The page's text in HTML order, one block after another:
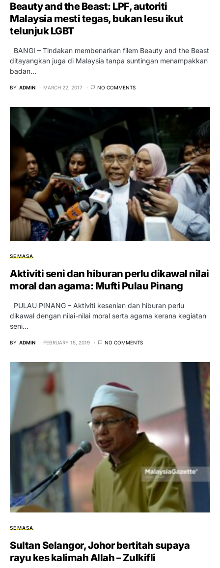
Beauty and the Beast: LPF, autoriti
Malaysia mesti tegas, bukan lesu ikut
telunjuk LGBT
BANGI – Tindakan membenarkan filem Beauty and the Beast
ditayangkan juga di Malaysia tanpa suntingan menampakkan
badan…
BY ADMIN MARCH 22, 2017 NO COMMENTS
SEMASA
Aktiviti seni dan hiburan perlu dikawal nilai
moral dan agama: Mufti Pulau Pinang
PULAU PINANG – Aktiviti kesenian dan hiburan perlu
dikawal dengan nilai-nilai moral serta agama kerana kegiatan
seni…
BY ADMIN FEBRUARY 15, 2019 NO COMMENTS
SEMASA
Sultan Selangor, Johor bertitah supaya
rayu kes kalimah Allah – Zulkifli